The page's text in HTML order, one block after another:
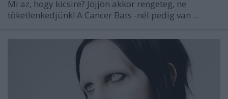
Mi az, hogy kicsire? Jöjjön akkor rengeteg, ne
töketlenkedjünk! A Cancer Bats -nél pedig van ...